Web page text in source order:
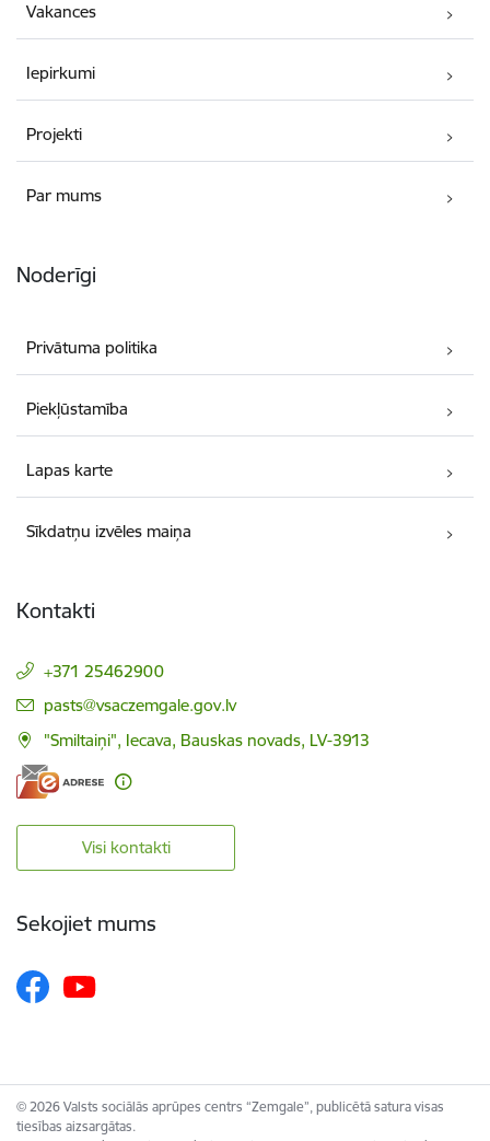
Vakances
Iepirkumi
Projekti
Par mums
Noderīgi
Privātuma politika
Piekļūstamība
Lapas karte
Sīkdatņu izvēles maiņa
Kontakti
+371 25462900
E-pasts:
pasts@vsaczemgale.gov.lv
"Smiltaiņi", Iecava, Bauskas novads, LV-3913
Visi kontakti
Sekojiet mums
© 2026 Valsts sociālās aprūpes centrs “Zemgale”, publicētā satura visas
tiesības aizsargātas.